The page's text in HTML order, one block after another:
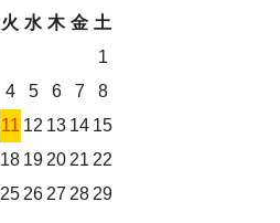
火 水 木 金 土
1
4 5 6 7
8
11 12 13 14 15
18 19 20 21 22
25 26 27 28 29